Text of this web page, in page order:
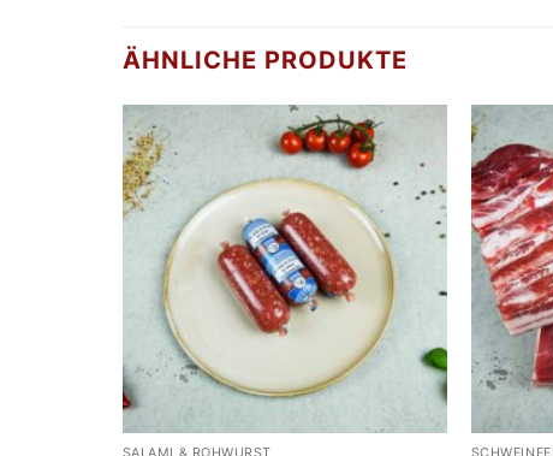
ÄHNLICHE PRODUKTE